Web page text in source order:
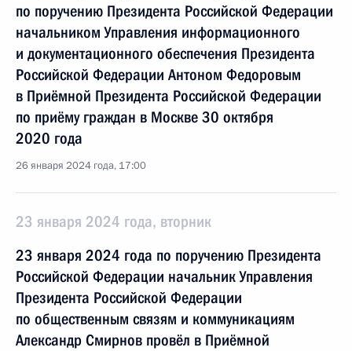
по поручению Президента Российской Федерации
начальником Управления информационного
и документационного обеспечения Президента
Российской Федерации Антоном Федоровым
в Приёмной Президента Российской Федерации
по приёму граждан в Москве 30 октября
2020 года
26 января 2024 года, 17:00
23 января 2024 года, вторник
23 января 2024 года по поручению Президента
Российской Федерации начальник Управления
Президента Российской Федерации
по общественным связям и коммуникациям
Александр Смирнов провёл в Приёмной